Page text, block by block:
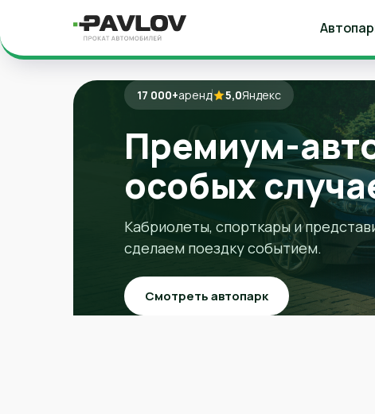
17 000+аренд 5,0Яндекс
17 000+аренд 5,0Яндекс
Премиум-
особых
Кабриолеты, спорткары и
сделаем поездку событием.
Смотреть автопарк
17 000+аренд 5,0Яндекс